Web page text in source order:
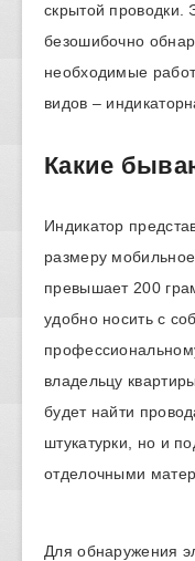
скрытой проводки.
безошибочно
необходимые
видов –
Какие
Индикатор
размеру
превышает 200
удобно носить с
владельцу
будет найти
штукатурки, но и
отделочными
Для обнаружения